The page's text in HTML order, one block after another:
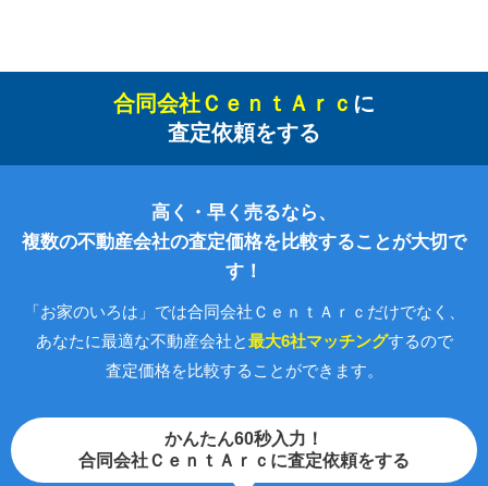
合同会社ＣｅｎｔＡｒｃ に
査定依頼をする
高く・早く売るなら、
複数の不動産会社の査定価格を比較することが大切で
す！
「お家のいろは」では合同会社ＣｅｎｔＡｒｃだけでなく、
あなたに最適な不動産会社と最大6社マッチングするので
査定価格を比較することができます。
かんたん60秒入力！
合同会社ＣｅｎｔＡｒｃに査定依頼をする